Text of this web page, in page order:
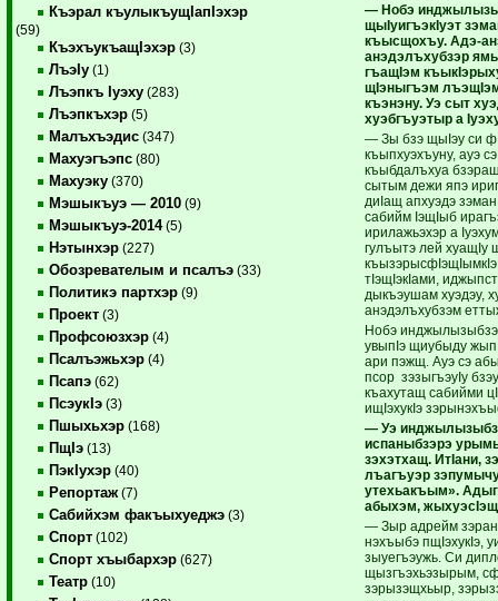
Къэрал къулыкъущIапIэхэр
(59)
КъэхъукъащIэхэр (3)
ЛъэIу (1)
Лъэпкъ Iуэху (283)
Лъэпкъхэр (5)
Малъхъэдис (347)
Махуэгъэпс (80)
Махуэку (370)
Мэшыкъуэ — 2010 (9)
Мэшыкъуэ-2014(5)
Нэтынхэр (227)
Обозревателым и псалъэ (33)
Политикэ партхэр (9)
Проект (3)
Профсоюзхэр (4)
Псалъэжьхэр (4)
Псапэ (62)
ПсэукIэ (3)
Пшыхьхэр (168)
ПщIэ (13)
ПэкIухэр (40)
Репортаж (7)
Сабийхэм факъыхуеджэ (3)
Спорт (102)
Спорт хъыбархэр (627)
Театр (10)
— Нобэ
щыIуигъэкIуэт
къысщохъу. Адэ-
анэдэлъхубзэр
гъащIэм
щIэныгъэм
къэнэну. Уэ сыт
хуэбгъуэтыр а
— Зы бзэ щыIэу си
къыпхуэхъуну, ауэ
къыбдалъхуа
сытым дежи япэ
диIащ апхуэдэ
сабийм IэщIыб
ирилажьэхэр а
гулъытэ лей
тIэщIэкIами,
дыкъэушам хуэдэу,
анэдэлъхубзэм
Нобэ
увыпIэ щиубыду
ари пэжщ. Ауэ сэ
псор зэзыгъэуIу
къахутащ сабийми
ищIэхукIэ
— Уэ
испаныбзэрэ
зэхэтхащ. ИтIани,
лъагъуэр
утехьакъым».
абыхэм,
— Зыр адрейм
нэхъыбэ пщIэхукIэ,
зыуегъэужь. Си
щызгъэхьэзырым,
зэрызэщхьыр,